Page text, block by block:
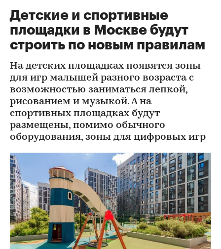
Детские и спортивные
площадки в Москве будут
строить по новым правилам
На детских площадках появятся зоны
для игр малышей разного возраста с
возможностью заниматься лепкой,
рисованием и музыкой. А на
спортивных площадках будут
размещены, помимо обычного
оборудования, зоны для цифровых игр